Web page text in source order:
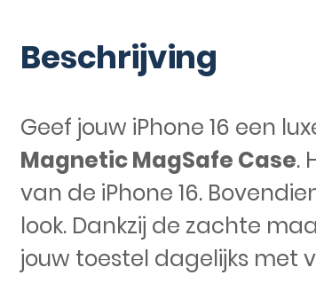
Beschrijving
Geef jouw iPhone 16 een
Magnetic MagSafe Case.
van de iPhone 16.
look. Dankzij de zachte
jouw toestel dagelijks met